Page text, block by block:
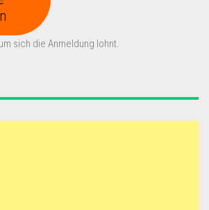
sich die Anmeldung lohnt.